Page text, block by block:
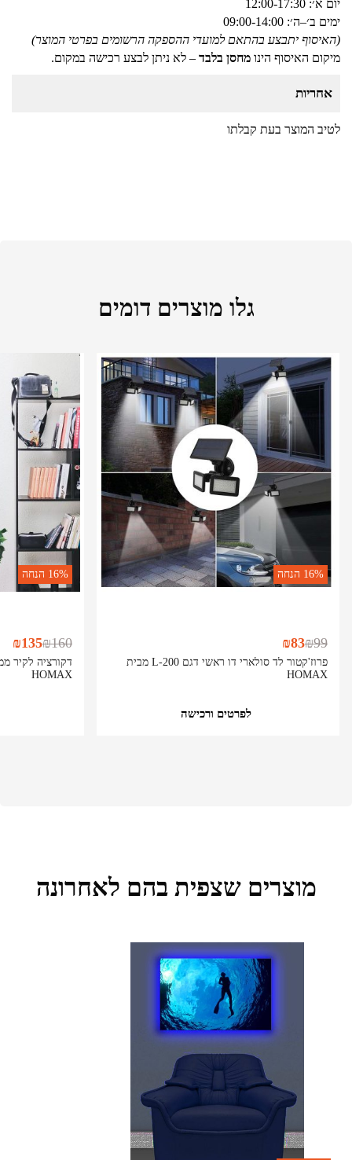
יום א׳: 12:00-17:30
ימים ב׳–ה׳: 09:00-14:00
(האיסוף יתבצע בהתאם למועדי ההספקה הרשומים בפרטי המוצר)
מיקום האיסוף הינו מחסן בלבד – לא ניתן לבצע רכישה במקום.
אחריות
לטיב המוצר בעת קבלתו
גלו מוצרים דומים
16% הנחה
פרוז'קטור לד סולארי דו ראשי דגם L-200 מבית
HOMAX
₪99
₪83
לפרטים ורכישה
16% הנחה
דקורציה לקיר
HOMAX
₪160
₪135
מוצרים שצפית בהם לאחרונה